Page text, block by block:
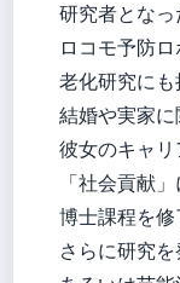
研究者となっ
ロコモ予防
老化研究にも
結婚や実家に
彼女のキャ
「社会貢献
博士課程を修
さらに研究を